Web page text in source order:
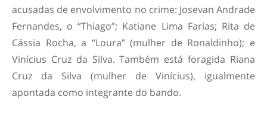
acusadas de envolvimento no crime: Josevan Andrade
Fernandes, o “Thiago”; Katiane Lima Farias; Rita de
Cássia Rocha, a “Loura” (mulher de Ronaldinho); e
Vinícius Cruz da Silva. Também está foragida Riana
Cruz da Silva (mulher de Vinícius), igualmente
apontada como integrante do bando.